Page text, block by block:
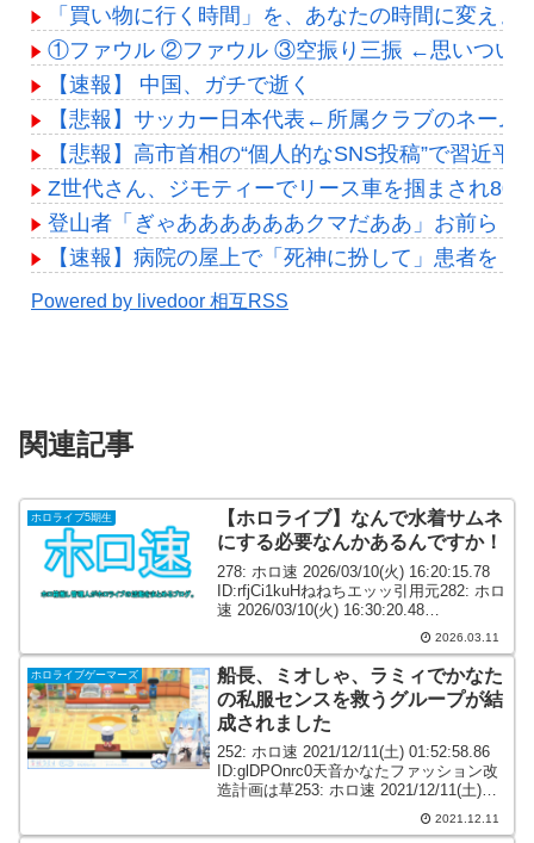
「買い物に行く時間」を、あなたの時間に変えま
①ファウル ②ファウル ③空振り三振 ←思いつい
【速報】 中国、ガチで逝く
【悲報】サッカー日本代表←所属クラブのネー
【悲報】高市首相の“個人的なSNS投稿”で習近平
Z世代さん、ジモティーでリース車を掴まされ80
登山者「ぎゃああああああクマだああ」お前ら
【速報】病院の屋上で「死神に扮して」患者を
Powered by livedoor 相互RSS
関連記事
ホロライブ5期生
【ホロライブ】なんで水着サムネ
にする必要なんかあるんですか！
278: ホロ速 2026/03/10(火) 16:20:15.78
ID:rfjCi1kuHねねちエッッ引用元282: ホロ
速 2026/03/10(火) 16:30:20.48
ID:neDcuc2Z0>>278なんで水着サムネに
2026.03.11
ホロライブゲーマーズ
船長、ミオしゃ、ラミィでかなた
の私服センスを救うグループが結
成されました
252: ホロ速 2021/12/11(土) 01:52:58.86
ID:glDPOnrc0天音かなたファッション改
造計画は草253: ホロ速 2021/12/11(土)
01:53:08.16 ID:Wf23lOti0船長、ミオし
2021.12.11